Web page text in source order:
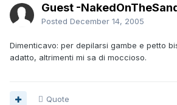
Guest -
Posted December 14, 2005
Dimenticavo: per depilarsi gambe e petto
adatto, altrimenti mi sa di moccioso.
Quote